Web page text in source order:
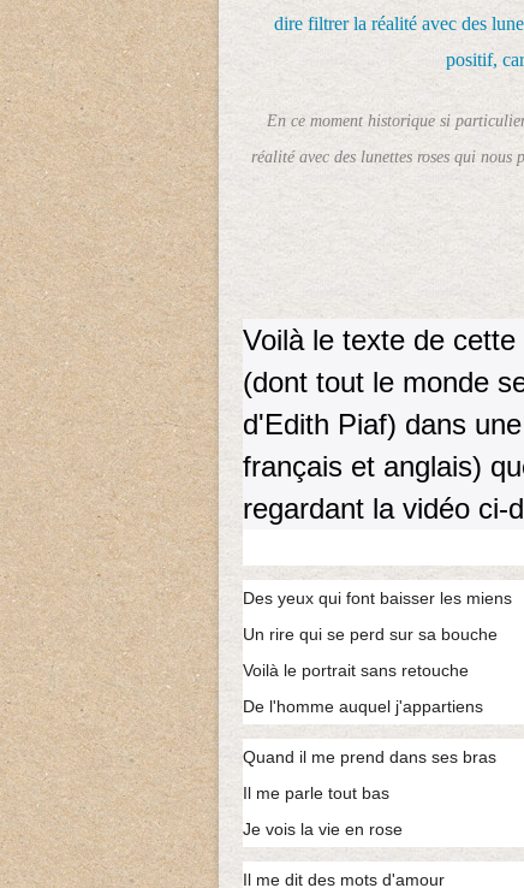
En ce moment historique si
réalité avec des lunettes roses qui
Voilà le texte de
(dont tout le monde
d'Edith Piaf) dans
français et anglais)
regardant la vidéo ci-
Des yeux qui font baisser les miens
Un rire qui se perd sur sa bouche
Voilà le portrait sans retouche
De l'homme auquel j'appartiens
Quand il me prend dans ses bras
Il me parle tout bas
Je vois la vie en rose
Il me dit des mots d'amour